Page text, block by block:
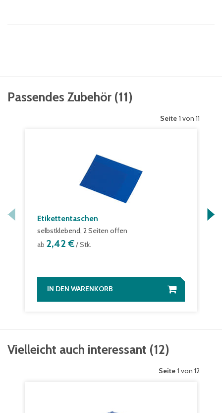
Passendes Zubehör (11)
Seite 1 von 11
Etikettentaschen
selbstklebend, 2 Seiten offen
ab 2,42 €/ Stk.
IN DEN WARENKORB
Vielleicht auch interessant (12)
Seite 1 von 12